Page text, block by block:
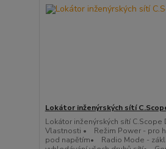
Lokátor inženýrských sítí
Lokátor inženýrských sítí C.Scope
Vlastnosti • Režim Power - pro
pod napětím• Radio Mode -